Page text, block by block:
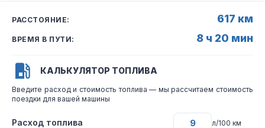
РАССТОЯНИЕ: 617 км
ВРЕМЯ В ПУТИ: 8 ч 20 мин
КАЛЬКУЛЯТОР ТОПЛИВА
Введите расход и стоимость топлива — мы рассчитаем стоимость
поездки для вашей машины
Расход топлива л/100 км